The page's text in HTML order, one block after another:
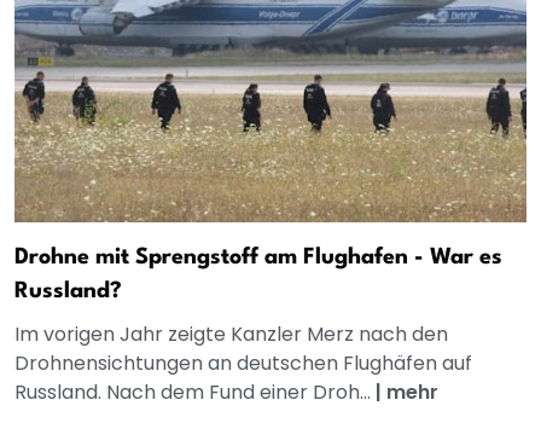
Drohne mit Sprengstoff am Flughafen - War es
Russland?
Im vorigen Jahr zeigte Kanzler Merz nach den
Drohnensichtungen an deutschen Flughäfen auf
Russland. Nach dem Fund einer Droh... | mehr